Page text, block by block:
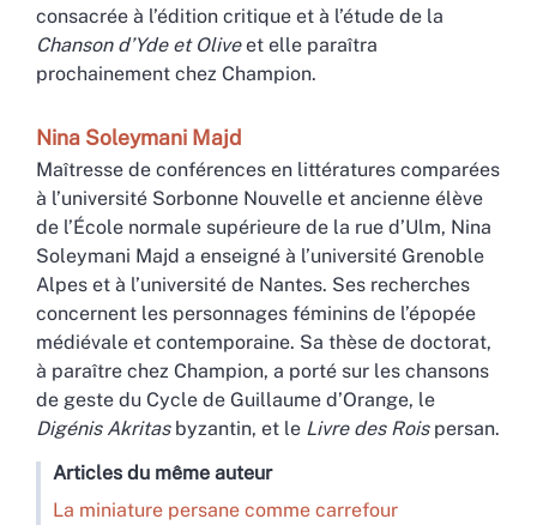
consacrée à l’édition critique et à l’étude de la
Chanson d’Yde et Oliveet elle paraîtra
prochainement chez Champion.
Nina Soleymani Majd
Maîtresse de conférences en littératures comparées
à l’université Sorbonne Nouvelle et ancienne élève
de l’École normale supérieure de la rue d’Ulm, Nina
Soleymani Majd a enseigné à l’université Grenoble
Alpes et à l’université de Nantes. Ses recherches
concernent les personnages féminins de l’épopée
médiévale et contemporaine. Sa thèse de doctorat,
à paraître chez Champion, a porté sur les chansons
de geste du Cycle de Guillaume d’Orange, le
Digénis Akritasbyzantin, et le Livre des Roispersan.
Articles du même auteur
La miniature persane comme carrefour